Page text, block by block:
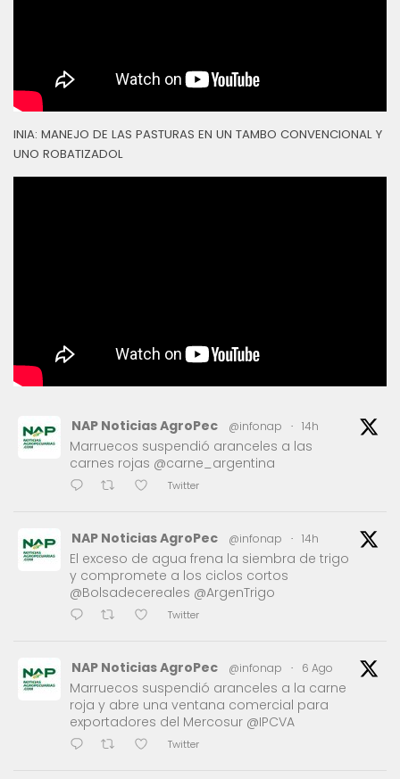
INIA: MANEJO DE LAS PASTURAS EN UN TAMBO CONVENCIONAL Y
UNO ROBATIZADOL
NAP Noticias AgroPec @infonap · 14h
Marruecos suspendió aranceles a las
carnes rojas @carne_argentina
Twitter
NAP Noticias AgroPec @infonap · 14h
El exceso de agua frena la siembra de trigo
y compromete a los ciclos cortos
@Bolsadecereales @ArgenTrigo
Twitter
NAP Noticias AgroPec @infonap · 6 Ago
Marruecos suspendió aranceles a la carne
roja y abre una ventana comercial para
exportadores del Mercosur @IPCVA
Twitter